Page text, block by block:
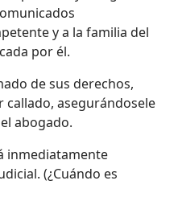
y a la familia del
por él.
de sus derechos,
callado, asegurándosele
abogado.
inmediatamente
(¿Cuándo es